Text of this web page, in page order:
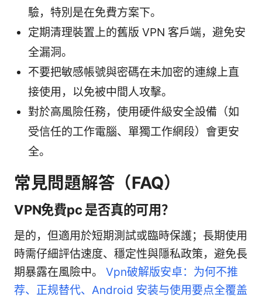
驗，特別是在免費方案下。
定期清理裝置上的舊版 VPN 客戶端，避免安
全漏洞。
不要把敏感帳號與密碼在未加密的連線上直
接使用，以免被中間人攻擊。
對於高風險任務，使用硬件級安全設備（如
受信任的工作電腦、單獨工作網段）會更安
全。
常見問題解答（FAQ）
VPN免費pc 是否真的可用？
是的，但適用於短期測試或臨時保護；長期使用
時需仔細評估速度、穩定性與隱私政策，避免長
期暴露在風險中。 Vpn破解版安卓：为何不推
荐、正规替代、Android 安装与使用要点全覆盖